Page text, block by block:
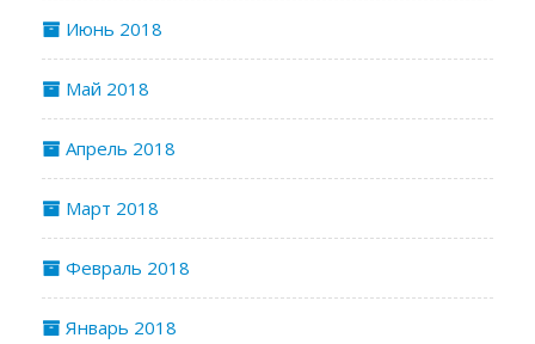
Июнь 2018
Май 2018
Апрель 2018
Март 2018
Февраль 2018
Январь 2018